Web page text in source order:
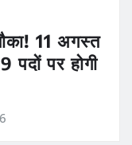
11 अगस्त
पदों पर होगी